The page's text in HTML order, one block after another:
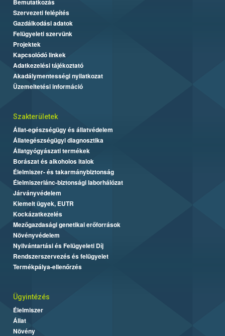
Bemutatkozás
Szervezeti felépítés
Gazdálkodási adatok
Felügyeleti szervünk
Projektek
Kapcsolódó linkek
Adatkezelési tájékoztató
Akadálymentességi nyilatkozat
Üzemeltetési információ
Szakterületek
Állat-egészségügy és állatvédelem
Állategészségügyi diagnosztika
Állatgyógyászati termékek
Borászat és alkoholos italok
Élelmiszer- és takarmánybiztonság
Élelmiszerlánc-biztonsági laborhálózat
Járványvédelem
Kiemelt ügyek, EUTR
Kockázatkezelés
Mezőgazdasági genetikai erőforrások
Növényvédelem
Nyilvántartási és Felügyeleti Díj
Rendszerszervezés és felügyelet
Termékpálya-ellenőrzés
Ügyintézés
Élelmiszer
Állat
Növény